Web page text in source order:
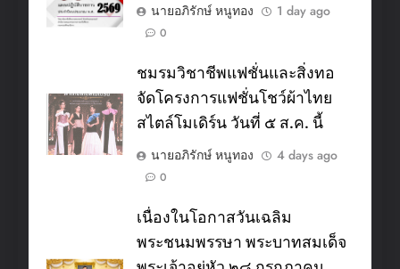
นายอภิรักษ์ หนูทอง
1 day ago
0
ชมรมวิชาชีพแฟชั่นและสิ่งทอ
จัดโครงการแฟชั่นโชว์ผ้าไทย
สไตล์โมเดิร์น วันที่ ๕ ส.ค. นี้
นายอภิรักษ์ หนูทอง
4 days ago
0
เนื่องในโอกาสวันเฉลิม
พระชนมพรรษา พระบาทสมเด็จ